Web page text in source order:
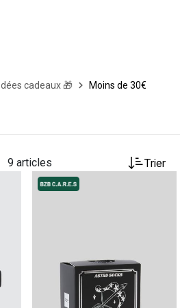
Idées cadeaux 🎁 Moins de 30€
9 articles Trier